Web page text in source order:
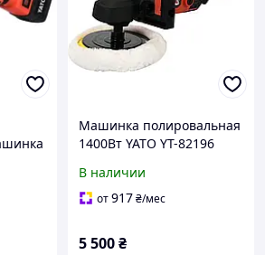
Машинка полировальная
1400Вт YATO YT-82196
В наличии
от917₴/мес
5 500₴